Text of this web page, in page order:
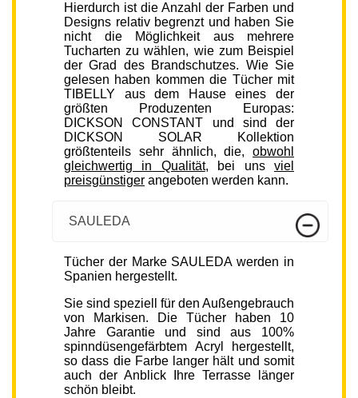
Hierdurch ist die Anzahl der Farben und
Designs relativ begrenzt und haben Sie
nicht die Möglichkeit aus mehrere
Tucharten zu wählen, wie zum Beispiel
der Grad des Brandschutzes. Wie Sie
gelesen haben kommen die Tücher mit
TIBELLY aus dem Hause eines der
größten Produzenten Europas:
DICKSON CONSTANT und sind der
DICKSON SOLAR Kollektion
größtenteils sehr ähnlich, die, obwohl
gleichwertig in Qualität, bei unsviel
preisgünstiger angeboten werden kann.
SAULEDA
Tücher der Marke SAULEDA werden in
Spanien hergestellt.
Sie sind speziell für den Außengebrauch
von Markisen. Die Tücher haben 10
Jahre Garantie und sind aus 100%
spinndüsengefärbtem Acryl hergestellt,
so dass die Farbe langer hält und somit
auch der Anblick Ihre Terrasse länger
schön bleibt.